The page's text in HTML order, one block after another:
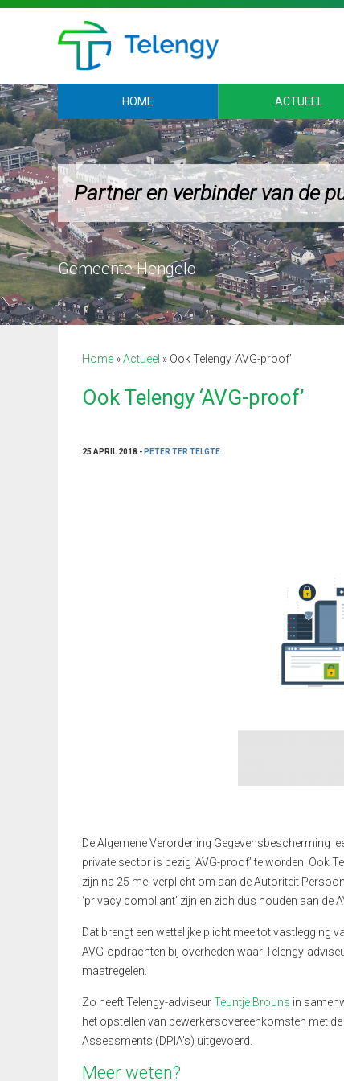
HOME ACTUEEL
Partner en verbinder van de
Home »Actueel » Ook Telengy ‘AVG-proof’
Ook Telengy ‘AVG-proof’
25 APRIL 2018 - PETER TER TELGTE
De Algemene Verordening Gegevensbescherming
private sector is bezig ‘AVG-proof’ te worden. Ook
zijn na 25 mei verplicht om aan de Autoriteit
‘privacy compliant’ zijn en zich dus houden aan de
Dat brengt een wettelijke plicht mee tot vastlegging
AVG-opdrachten bij overheden waar Telengy-
maatregelen.
Zo heeft Telengy-adviseurTeuntje Brouns in
het opstellen van bewerkersovereenkomsten met
Assessments (DPIA’s) uitgevoerd.
Meer weten?